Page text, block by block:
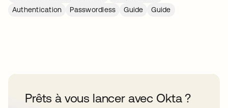
Authentication
Passwordless Guide Guide
Prêts à vous lancer avec Okta ?